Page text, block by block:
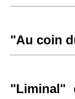
"Au coin
"Liminal"